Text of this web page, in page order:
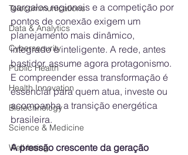
Telecommunications
Data & Analytics
Cybersecurity
Public Health
Health Innovation
Biotechnology
Science & Medicine
Well-being
gargalos regionais e a competição por
pontos de conexão exigem um
planejamento mais dinâmico,
integrado e inteligente. A rede, antes
bastidor, assume agora protagonismo.
E compreender essa transformação é
essencial para quem atua, investe ou
acompanha a transição energética
brasileira.
A pressão crescente da geração